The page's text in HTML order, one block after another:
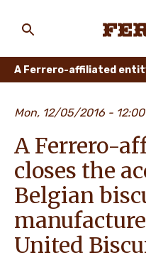
PERSONE E
I NOSTRI
main
Mon, 12/05/2016 - 12:00
A Ferrero-
closes the
Belgian
United